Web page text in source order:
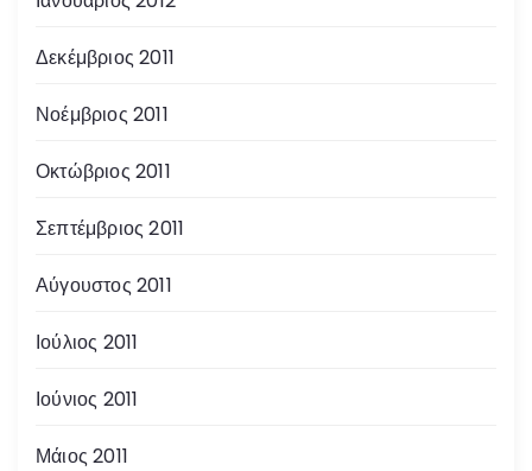
Δεκέμβριος 2011
Νοέμβριος 2011
Οκτώβριος 2011
Σεπτέμβριος 2011
Αύγουστος 2011
Ιούλιος 2011
Ιούνιος 2011
Μάιος 2011